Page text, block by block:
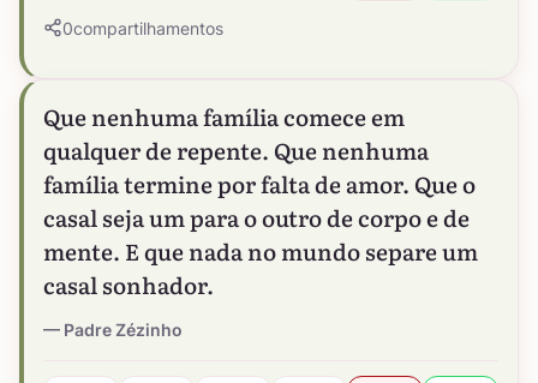
0compartilhamentos
Que nenhuma família comece em
qualquer de repente. Que nenhuma
família termine por falta de amor. Que o
casal seja um para o outro de corpo e de
mente. E que nada no mundo separe um
casal sonhador.
Padre Zézinho